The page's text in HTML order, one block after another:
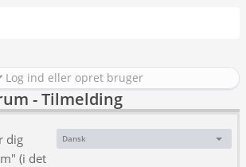
Log ind eller opret bruger
- Tilmelding
Sprog:
Dansk
dig
(i det